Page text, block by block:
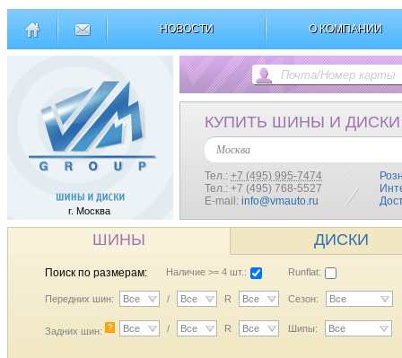
НОВОСТИ О КОМПАНИИ
г. Москва
КУПИТЬ ШИНЫ И ДИСКИ
Москва
Тел.: +7 (495) 995-7474
Тел.: +7 (495) 768-5527
E-mail: info@vmauto.ru
ШИНЫ ДИСКИ
Поиск по размерам: Наличие >= 4 шт.: Runflat:
Передних шин: Все / Все R Все Сезон: Все
Задних шин: ? Все / Все R Все Шипы: Все